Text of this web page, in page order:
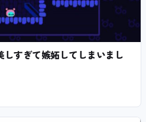
すぎて嫉妬してしまいまし